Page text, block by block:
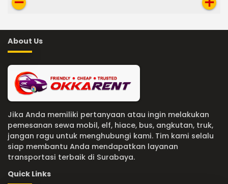
About Us
Jika Anda memiliki pertanyaan atau ingin melakukan
pemesanan sewa mobil, elf, hiace, bus, angkutan, truk,
jangan ragu untuk menghubungi kami. Tim kami selalu
siap membantu Anda mendapatkan layanan
transportasi terbaik di Surabaya.
Quick Links